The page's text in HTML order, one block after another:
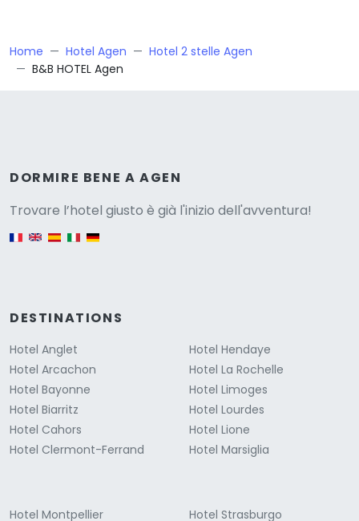
Home Hotel Agen
Hotel 2 stelle Agen
B&B HOTEL Agen
DORMIRE BENE A AGEN
Trovare l’hotel giusto è già l'inizio dell'avventura!
English version
DESTINATIONS
Hotel Anglet
Hotel Arcachon
Hotel Bayonne
Hotel Biarritz
Hotel Cahors
Hotel Clermont-Ferrand
Hotel Hendaye
Hotel La Rochelle
Hotel Limoges
Hotel Lourdes
Hotel Lione
Hotel Marsiglia
Hotel Montpellier Hotel Strasburgo